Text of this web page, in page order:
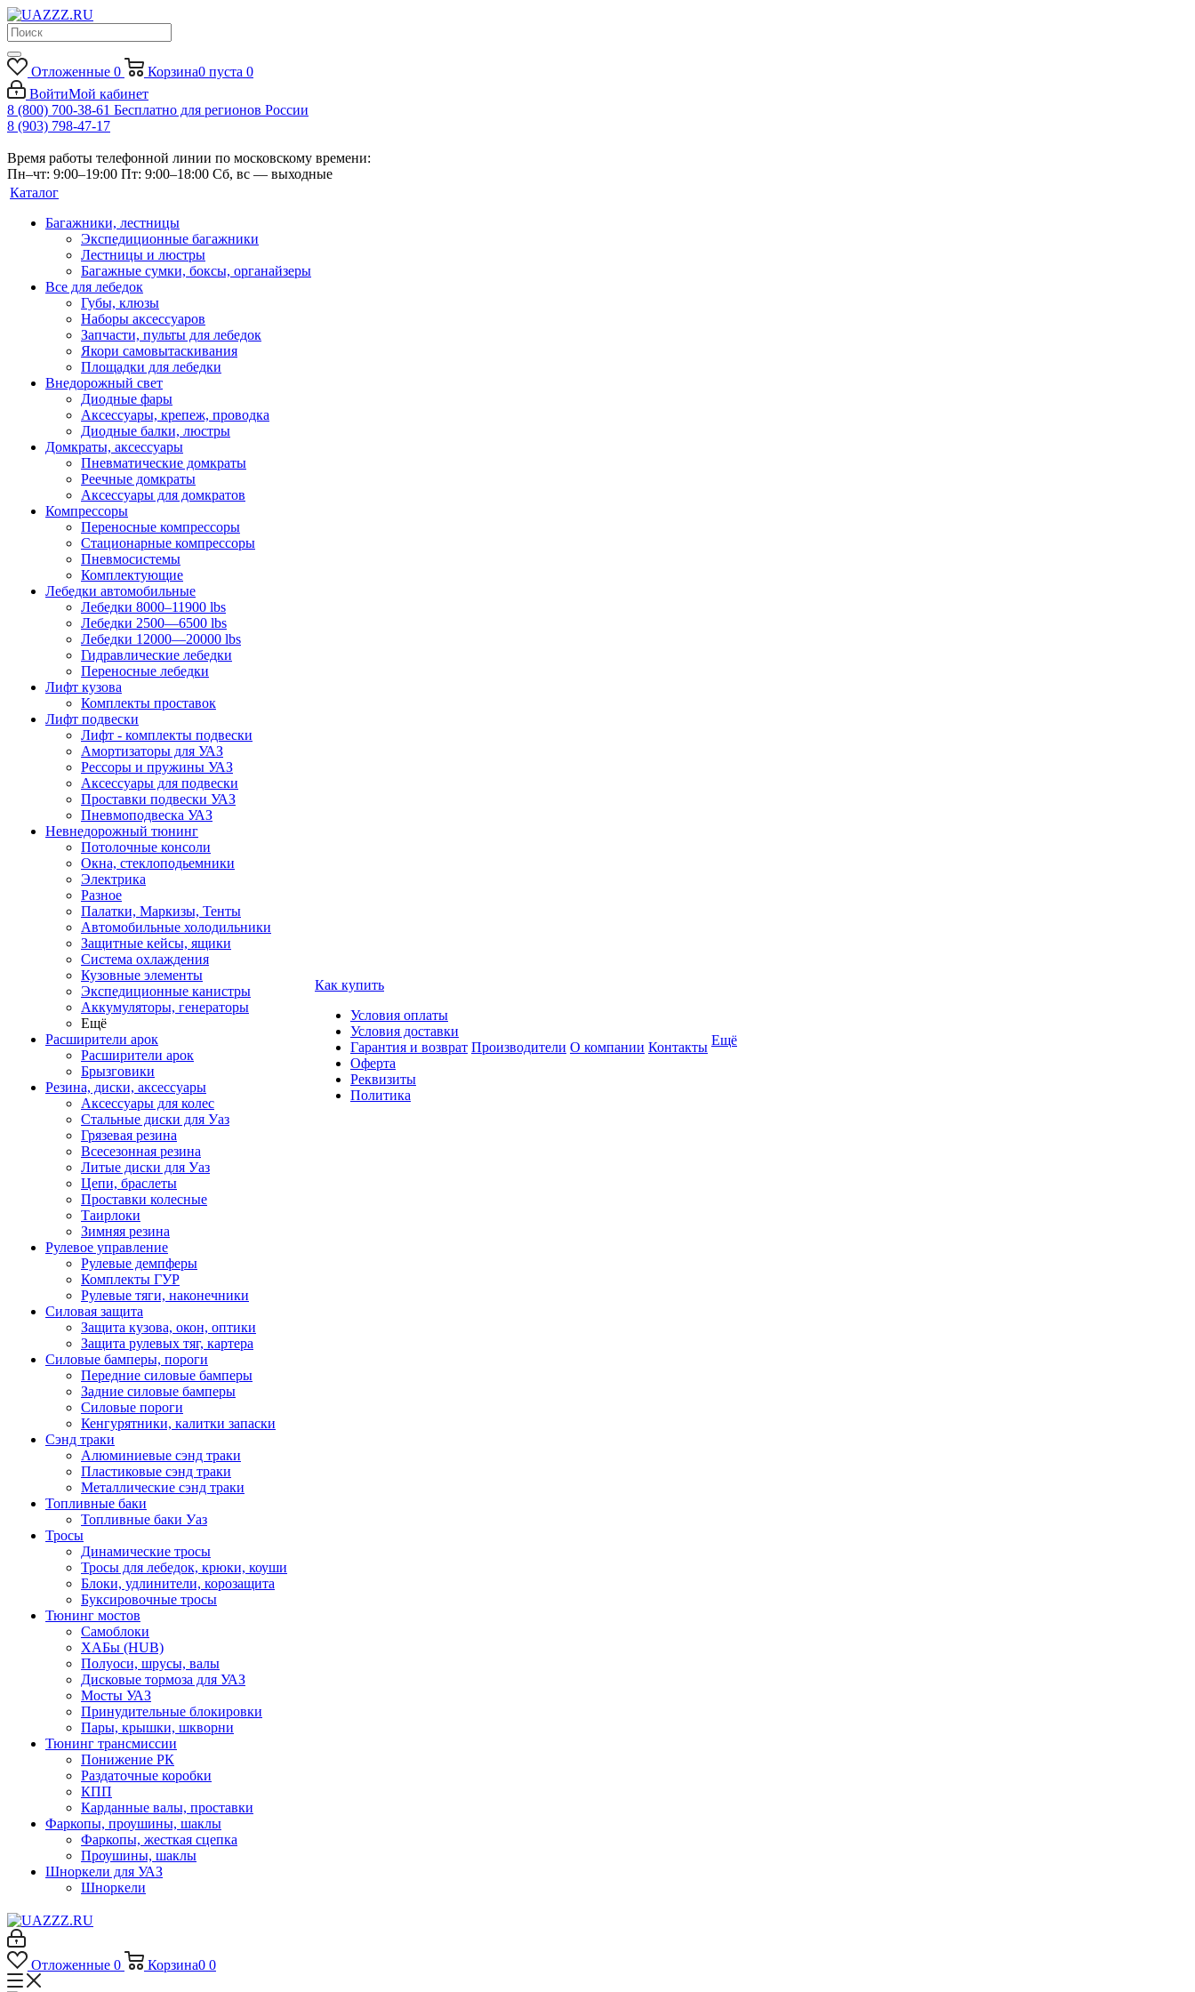
Отложенные 0 Корзина0 пуста 0
ВойтиМой кабинет
8 (800) 700-38-61 Бесплатно для регионов России
8 (903) 798-47-17
Время работы телефонной линии по московскому времени:
Пн–чт: 9:00–19:00 Пт: 9:00–18:00 Сб, вс — выходные
Каталог
Багажники, лестницы
Экспедиционные багажники
Лестницы и люстры
Багажные сумки, боксы, органайзеры
Все для лебедок
Губы, клюзы
Наборы аксессуаров
Запчасти, пульты для лебедок
Якори самовытаскивания
Площадки для лебедки
Внедорожный свет
Диодные фары
Аксессуары, крепеж, проводка
Диодные балки, люстры
Домкраты, аксессуары
Пневматические домкраты
Реечные домкраты
Аксессуары для домкратов
Компрессоры
Переносные компрессоры
Стационарные компрессоры
Пневмосистемы
Комплектующие
Лебедки автомобильные
Лебедки 8000–11900 lbs
Лебедки 2500—6500 lbs
Лебедки 12000—20000 lbs
Гидравлические лебедки
Переносные лебедки
Лифт кузова
Комплекты проставок
Лифт подвески
Лифт - комплекты подвески
Амортизаторы для УАЗ
Рессоры и пружины УАЗ
Аксессуары для подвески
Проставки подвески УАЗ
Пневмоподвеска УАЗ
Невнедорожный тюнинг
Потолочные консоли
Окна, стеклоподьемники
Электрика
Разное
Палатки, Маркизы, Тенты
Автомобильные холодильники
Защитные кейсы, ящики
Система охлаждения
Кузовные элементы
Экспедиционные канистры
Аккумуляторы, генераторы
Ещё
Расширители арок
Расширители арок
Брызговики
Резина, диски, аксессуары
Аксессуары для колес
Стальные диски для Уаз
Грязевая резина
Всесезонная резина
Литые диски для Уаз
Цепи, браслеты
Проставки колесные
Таирлоки
Зимняя резина
Рулевое управление
Рулевые демпферы
Комплекты ГУР
Рулевые тяги, наконечники
Силовая защита
Защита кузова, окон, оптики
Защита рулевых тяг, картера
Силовые бамперы, пороги
Передние силовые бамперы
Задние силовые бамперы
Силовые пороги
Кенгурятники, калитки запаски
Сэнд траки
Алюминиевые сэнд траки
Пластиковые сэнд траки
Металлические сэнд траки
Топливные баки
Топливные баки Уаз
Тросы
Динамические тросы
Тросы для лебедок, крюки, коуши
Блоки, удлинители, корозащита
Буксировочные тросы
Тюнинг мостов
Самоблоки
ХАБы (HUB)
Полуоси, шрусы, валы
Дисковые тормоза для УАЗ
Мосты УАЗ
Принудительные блокировки
Пары, крышки, шкворни
Тюнинг трансмиссии
Понижение РК
Раздаточные коробки
КПП
Карданные валы, проставки
Фаркопы, проушины, шаклы
Фаркопы, жесткая сцепка
Проушины, шаклы
Шноркели для УАЗ
Шноркели
Как купить
Условия оплаты
Условия доставки
Гарантия и возврат
Оферта
Реквизиты
Политика
Производители О компании Контакты Ещё
Отложенные 0 Корзина0 0